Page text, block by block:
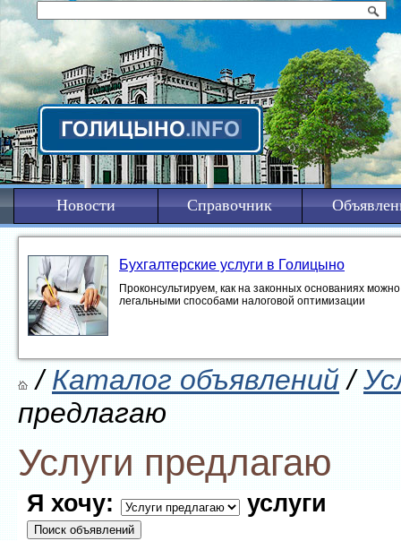
Новости Справочник
Бухгалтерские услуги в Голицыно
Проконсультируем, как на законных основаниях
легальными способами налоговой оптимизации
/Каталог объявлений/
предлагаю
Услуги предлагаю
Я хочу: услуги